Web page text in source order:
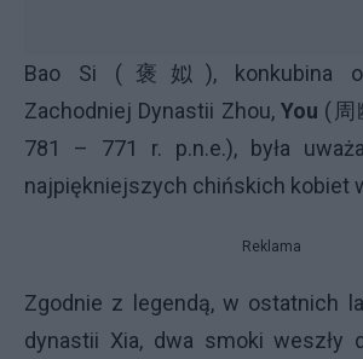
Bao Si (褒姒), konkubina
Zachodniej Dynastii Zhou, You (周
781 – 771 r. p.n.e.), była
najpiękniejszych chińskich kobiet
Reklama
Zgodnie z legendą, w ostatnich
dynastii Xia, dwa smoki weszły